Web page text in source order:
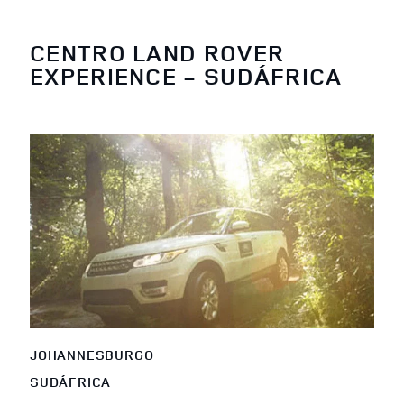
CENTRO LAND ROVER
EXPERIENCE - SUDÁFRICA
JOHANNESBURGO
SUDÁFRICA